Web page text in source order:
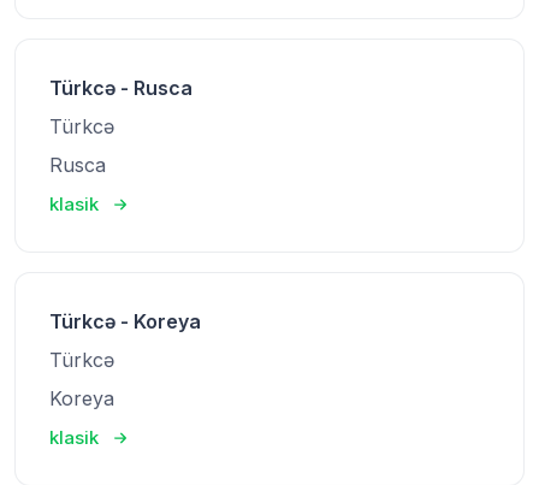
Türkcə - Rusca
Türkcə
Rusca
klasik
Türkcə - Koreya
Türkcə
Koreya
klasik